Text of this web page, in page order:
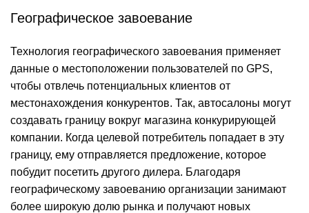
Географическое завоевание
Технология географического завоевания применяет
данные о местоположении пользователей по GPS,
чтобы отвлечь потенциальных клиентов от
местонахождения конкурентов. Так, автосалоны могут
создавать границу вокруг магазина конкурирующей
компании. Когда целевой потребитель попадает в эту
границу, ему отправляется предложение, которое
побудит посетить другого дилера. Благодаря
географическому завоеванию организации занимают
более широкую долю рынка и получают новых